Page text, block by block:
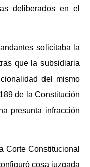
deliberados en el
solicitaba la
que la subsidiaria
del mismo
de la Constitución
presunta infracción
Corte Constitucional
cosa juzgada